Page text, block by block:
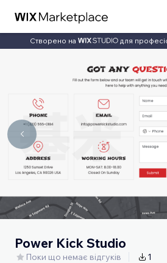
Створено на для
Power Kick Studio
Поки що немає відгуків 1